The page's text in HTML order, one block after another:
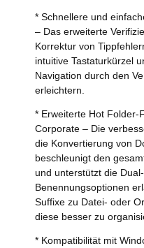
* Schnellere und
– Das erweiterte
Korrektur von
intuitive Tastaturkürzel
Navigation durch den
erleichtern.
* Erweiterte Hot Folder-
Corporate – Die
die Konvertierung von
beschleunigt den
und unterstützt die
Benennungsoptionen
Suffixe zu Datei- oder
diese besser zu
* Kompatibilität mit